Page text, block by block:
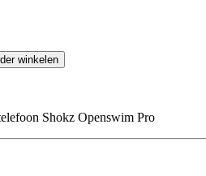
winkelen
Shokz Openswim Pro